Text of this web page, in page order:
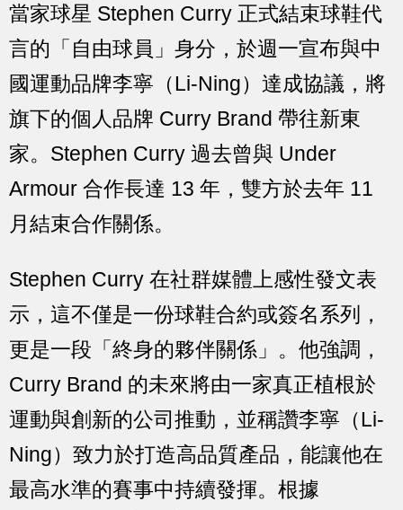
當家球星 Stephen Curry 正式結束球鞋代
言的「自由球員」身分，於週一宣布與中
國運動品牌李寧（Li-Ning）達成協議，將
旗下的個人品牌 Curry Brand 帶往新東
家。Stephen Curry 過去曾與 Under
Armour 合作長達 13 年，雙方於去年 11
月結束合作關係。
Stephen Curry 在社群媒體上感性發文表
示，這不僅是一份球鞋合約或簽名系列，
更是一段「終身的夥伴關係」。他強調，
Curry Brand 的未來將由一家真正植根於
運動與創新的公司推動，並稱讚李寧（Li-
Ning）致力於打造高品質產品，能讓他在
最高水準的賽事中持續發揮。根據